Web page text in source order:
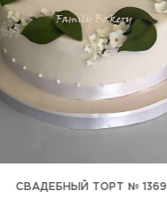
СВАДЕБНЫЙ ТОРТ № 1369